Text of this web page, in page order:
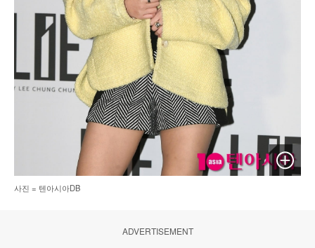
이미지
사진 = 텐아시아DB
ADVERTISEMENT